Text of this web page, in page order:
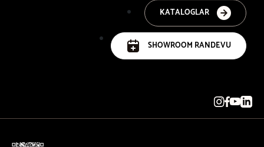
KATALOGLAR
SHOWROOM RANDEVU